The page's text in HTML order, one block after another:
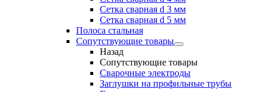
Сетка сварная d 3 мм
Сетка сварная d 5 мм
Полоса стальная
Сопутствующие товары
Назад
Сопутствующие товары
Сварочные электроды
Заглушки на профильные трубы